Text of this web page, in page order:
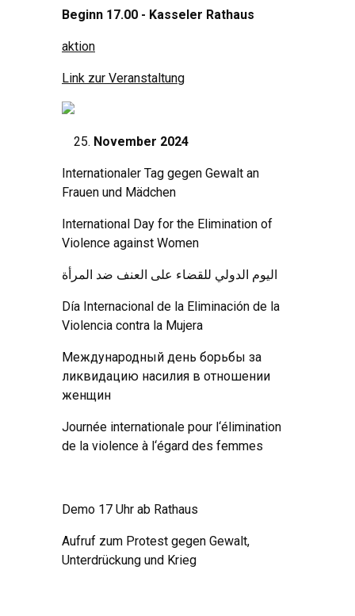
Beginn 17.00 - Kasseler Rathaus
aktion
Link zur Veranstaltung
November 2024
Internationaler Tag gegen Gewalt an
Frauen und Mädchen
International Day for the Elimination of
Violence against Women
اليوم الدولي للقضاء على العنف ضد المرأة
Día Internacional de la Eliminación de la
Violencia contra la Mujera
Международный день борьбы за
ликвидацию насилия в отношении
женщин
Journée internationale pour l‘élimination
de la violence à l‘égard des femmes
Demo 17 Uhr ab Rathaus
Aufruf zum Protest gegen Gewalt,
Unterdrückung und Krieg